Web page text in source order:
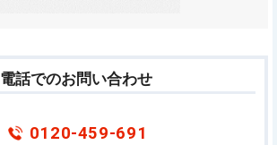
電話でのお問い合わせ
0120-459-691